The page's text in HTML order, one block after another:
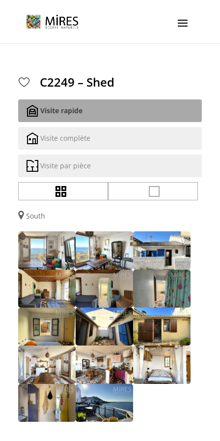
C2249 – Shed
Visite rapide
Visite complète
Visite par pièce
South